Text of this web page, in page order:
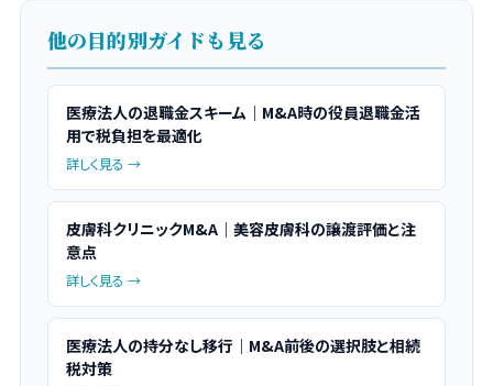
他の目的別ガイドも見る
医療法人の退職金スキーム｜M&A時の役員退職金活
用で税負担を最適化
詳しく見る →
皮膚科クリニックM&A｜美容皮膚科の譲渡評価と注
意点
詳しく見る →
医療法人の持分なし移行｜M&A前後の選択肢と相続
税対策